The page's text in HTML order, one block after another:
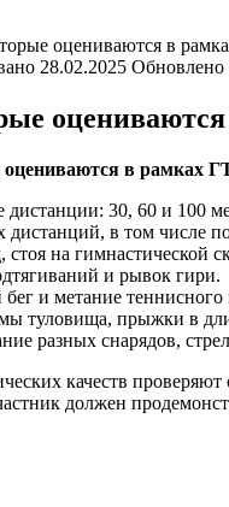
оцениваются в
28.02.2025 Обновлено
оцениваются в рамках
дистанции: 30, 60 и 100
в том числе
на гимнастической
и рывок гири.
и метание теннисного
туловища, прыжки в
разных снарядов,
качеств
должен